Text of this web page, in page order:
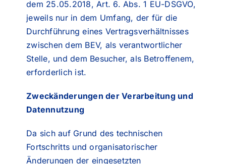
dem 25.05.2018, Art. 6. Abs. 1 EU-DSGVO,
jeweils nur in dem Umfang, der für die
Durchführung eines Vertragsverhältnisses
zwischen dem BEV, als verantwortlicher
Stelle, und dem Besucher, als Betroffenem,
erforderlich ist.
Zweckänderungen der Verarbeitung und
Datennutzung
Da sich auf Grund des technischen
Fortschritts und organisatorischer
Änderungen der eingesetzten